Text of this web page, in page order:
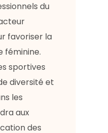
du
favoriser la
féminine.
sportives
diversité et
les
aux
des